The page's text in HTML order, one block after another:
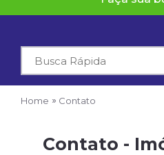
Home Contato
Contato -